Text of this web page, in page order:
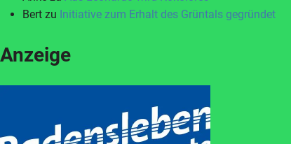
Bert zu Initiative zum Erhalt des Grüntals gegründet
Anzeige